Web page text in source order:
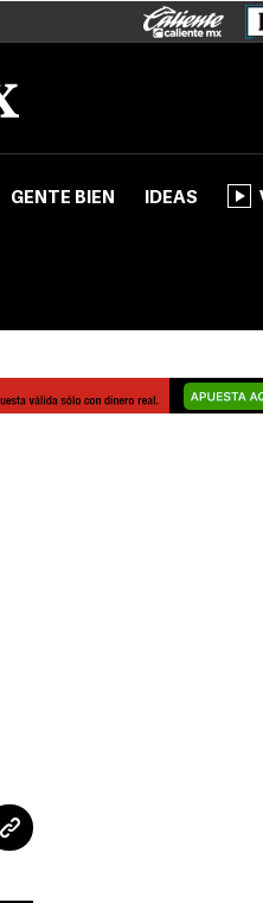
GENTE BIEN IDEAS